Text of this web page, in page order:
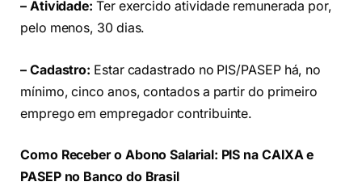
– Atividade: Ter exercido atividade remunerada por,
pelo menos, 30 dias.
– Cadastro: Estar cadastrado no PIS/PASEP há, no
mínimo, cinco anos, contados a partir do primeiro
emprego em empregador contribuinte.
Como Receber o Abono Salarial: PIS na CAIXA e
PASEP no Banco do Brasil